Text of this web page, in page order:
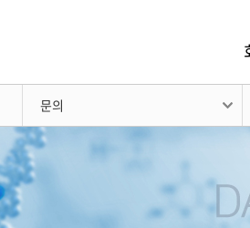
문의